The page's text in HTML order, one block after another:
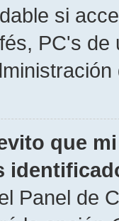
si
PC's de
que
Panel de